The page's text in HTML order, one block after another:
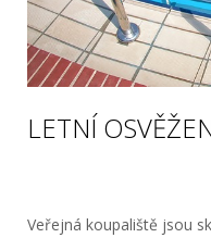
LETNÍ
Veřejná koupaliště jsou